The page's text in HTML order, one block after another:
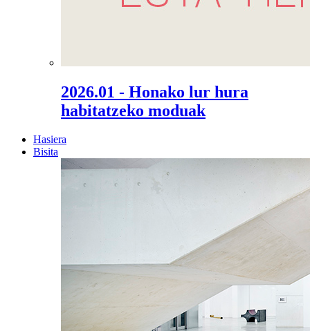
2026.01 - Honako lur hura
habitatzeko moduak
Hasiera
Bisita